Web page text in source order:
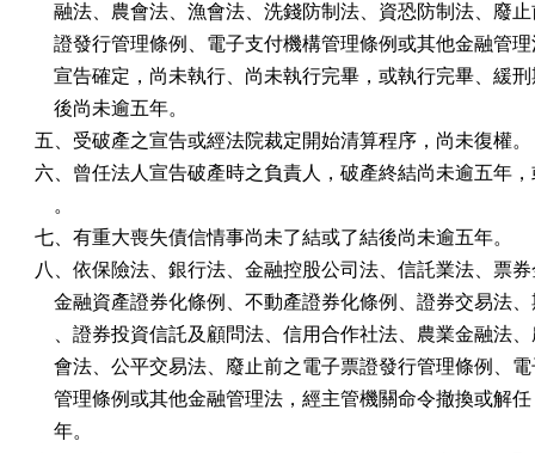
融法、農會法、漁會法、洗錢防制法、資恐防制法、廢
證發行管理條例、電子支付機構管理條例或其他金融管
宣告確定，尚未執行、尚未執行完畢，或執行完畢、緩
    後尚未逾五年。
五、受破產之宣告或經法院裁定開始清算程序，尚未復權。
六、曾任法人宣告破產時之負責人，破產終結尚未逾五年
    。
七、有重大喪失債信情事尚未了結或了結後尚未逾五年。
八、依保險法、銀行法、金融控股公司法、信託業法、票
金融資產證券化條例、不動產證券化條例、證券交易法
、證券投資信託及顧問法、信用合作社法、農業金融法
會法、公平交易法、廢止前之電子票證發行管理條例、
管理條例或其他金融管理法，經主管機關命令撤換或解
    年。